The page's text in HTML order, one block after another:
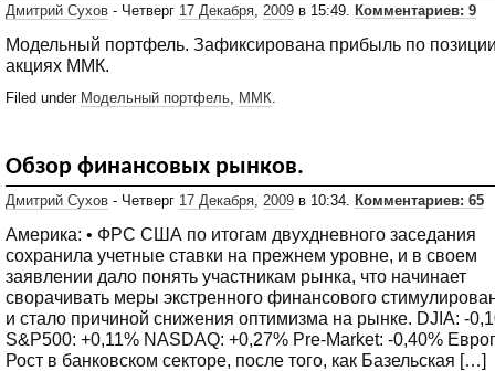
Дмитрий Сухов - Четверг 17 Декабря 2009 в 15:49. Комментариев: 9
Модельный портфель. Зафиксирована прибыль по
акциях ММК.
Filed under Модельный портфель, ММК.
Обзор финансовых рынков.
Дмитрий Сухов - Четверг 17 Декабря 2009 в 10:34. Комментариев: 65
Америка: • ФРС США по итогам двухдневного заседания
сохранила учетные ставки на прежнем уровне, и в своем
заявлении дало понять участникам рынка, что начинает
сворачивать меры экстренного финансового
и стало причиной снижения оптимизма на рынке. DJIA: -
S&P500: +0,11% NASDAQ: +0,27% Pre-Market: -0,40%
Рост в банковском секторе, после того, как Базельская […]